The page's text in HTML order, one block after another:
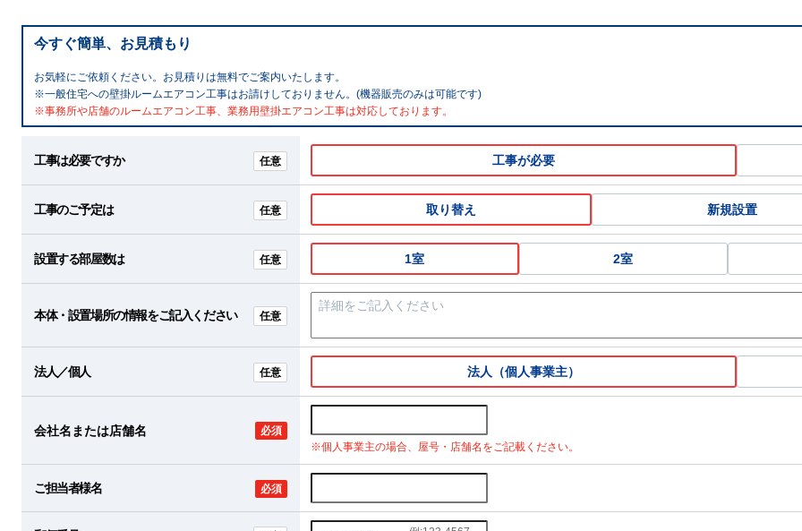
今すぐ簡単、お見積もり
お気軽にご依頼ください。お見積りは無料でご案内いたします。
※一般住宅への壁掛ルームエアコン工事はお請けしておりません。(機器販売のみは可能です)
※事務所や店舗のルームエアコン工事、業務用壁掛エアコン工事は対応しております。
工事は必要ですか 任意 工事が必要
工事のご予定は 任意 取り替え 新規設置
設置する部屋数は 任意 1室 2室
本体・設置場所の情報をご記入ください 任意
法人／個人 任意 法人（個人事業主）
会社名または店舗名
必須
※個人事業主の場合、屋号・店舗名をご記載ください。
ご担当者様名 必須